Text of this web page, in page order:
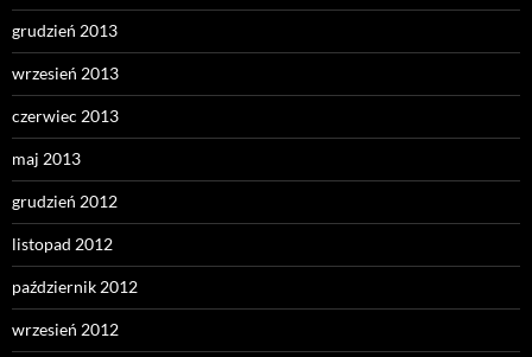
grudzień 2013
wrzesień 2013
czerwiec 2013
maj 2013
grudzień 2012
listopad 2012
październik 2012
wrzesień 2012